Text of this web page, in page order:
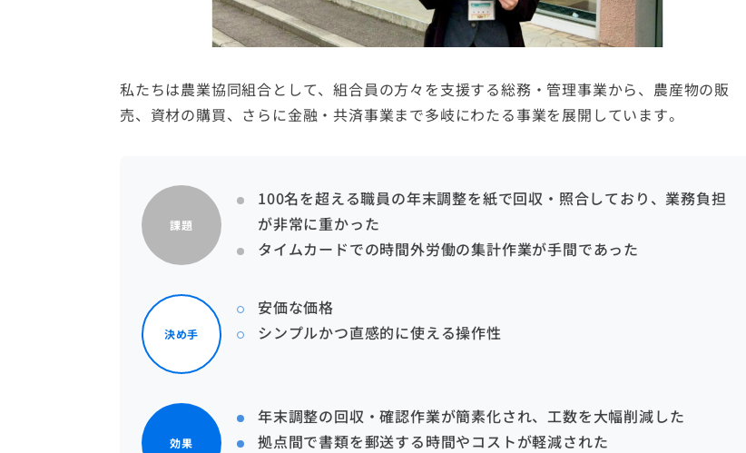
私たちは農業協同組合として、組合員の方々を支援する総務・管理事業から、農産物の販
売、資材の購買、さらに金融・共済事業まで多岐にわたる事業を展開しています。
課題
100名を超える職員の年末調整を紙で回収・照合しており、業務負担
が非常に重かった
タイムカードでの時間外労働の集計作業が手間であった
決め手
安価な価格
シンプルかつ直感的に使える操作性
効果
年末調整の回収・確認作業が簡素化され、工数を大幅削減した
拠点間で書類を郵送する時間やコストが軽減された